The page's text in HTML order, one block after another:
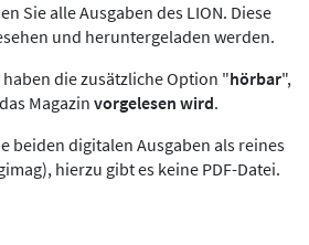
Sie alle Ausgaben des LION. Diese
und heruntergeladen werden.
die zusätzliche Option "hörbar",
Magazin vorgelesen wird.
beiden digitalen Ausgaben als reines
hierzu gibt es keine PDF-Datei.